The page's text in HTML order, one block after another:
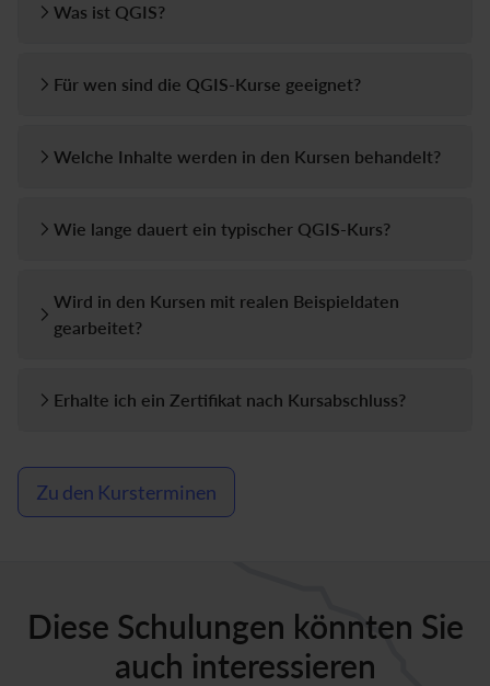
Was ist QGIS?
Für wen sind die QGIS-Kurse geeignet?
Welche Inhalte werden in den Kursen behandelt?
Wie lange dauert ein typischer QGIS-Kurs?
Wird in den Kursen mit realen Beispieldaten
gearbeitet?
Erhalte ich ein Zertifikat nach Kursabschluss?
Zu den Kursterminen
Diese Schulungen könnten Sie
auch interessieren